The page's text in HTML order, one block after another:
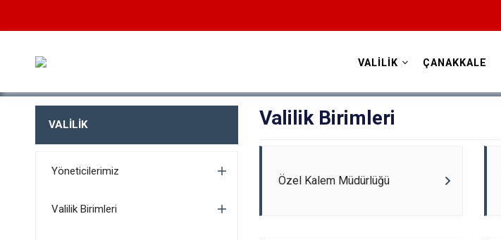
VALİLİK ÇANAKKALE
VALİLİK
Yöneticilerimiz
Valilik Birimleri
Valilik Birimleri
Özel Kalem Müdürlüğü